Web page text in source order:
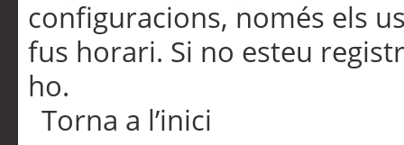
configuracions, només els
fus horari. Si no esteu
ho.
Torna a l’inici